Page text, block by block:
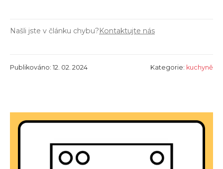
Našli jste v článku chybu?Kontaktujte nás
Publikováno: 12. 02. 2024 Kategorie: kuchyně